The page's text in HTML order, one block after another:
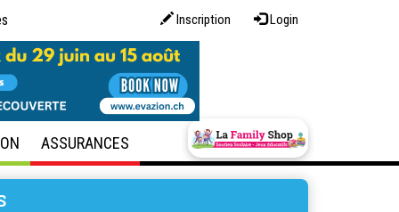
Inscription Login
ASSURANCES